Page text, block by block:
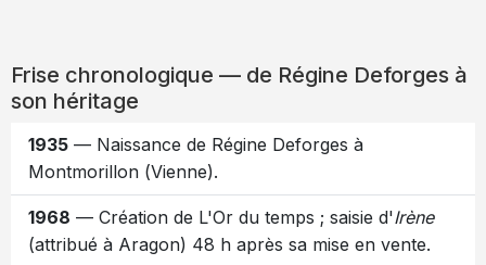
Frise chronologique — de Régine Deforges à
son héritage
1935 — Naissance de Régine Deforges à
Montmorillon (Vienne).
1968 — Création de L'Or du temps ; saisie d'Irène
(attribué à Aragon) 48 h après sa mise en vente.